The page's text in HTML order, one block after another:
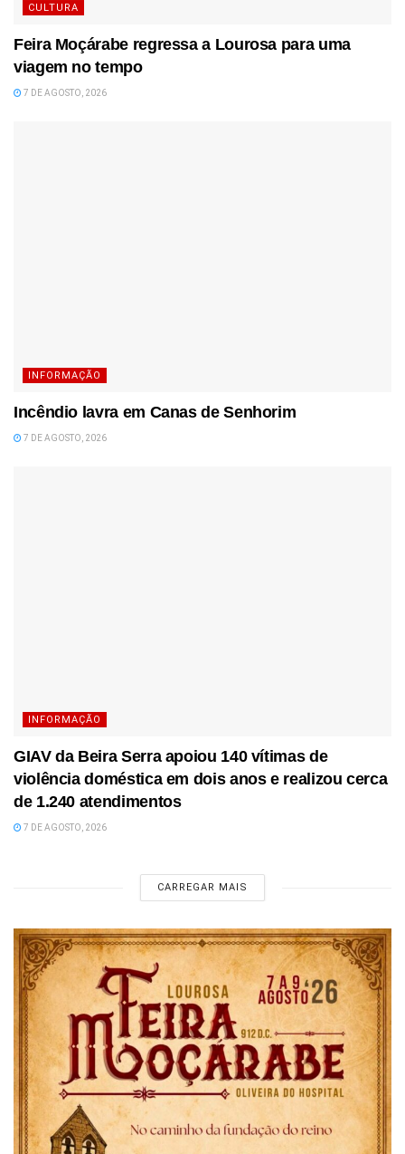
CULTURA
Feira Moçárabe regressa a Lourosa para uma
viagem no tempo
7 DE AGOSTO, 2026
INFORMAÇÃO
Incêndio lavra em Canas de Senhorim
7 DE AGOSTO, 2026
INFORMAÇÃO
GIAV da Beira Serra apoiou 140 vítimas de
violência doméstica em dois anos e realizou cerca
de 1.240 atendimentos
7 DE AGOSTO, 2026
CARREGAR MAIS